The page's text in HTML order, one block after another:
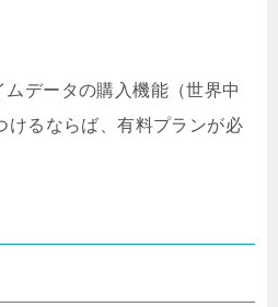
データの購入機能（世界中
けるならば、有料プランが必